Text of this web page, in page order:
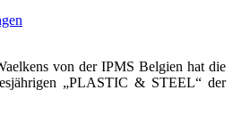
von der IPMS Belgien hat die
„PLASTIC & STEEL“ der